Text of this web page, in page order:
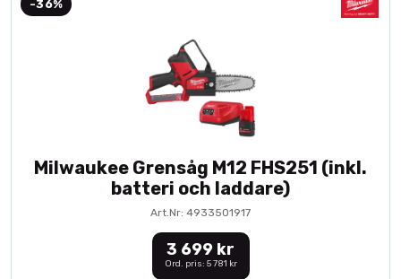
-36%
Milwaukee Grensåg M12 FHS251 (inkl.
batteri och laddare)
Art.Nr: 4933501917
3 699 kr
Ord. pris: 5 781 kr